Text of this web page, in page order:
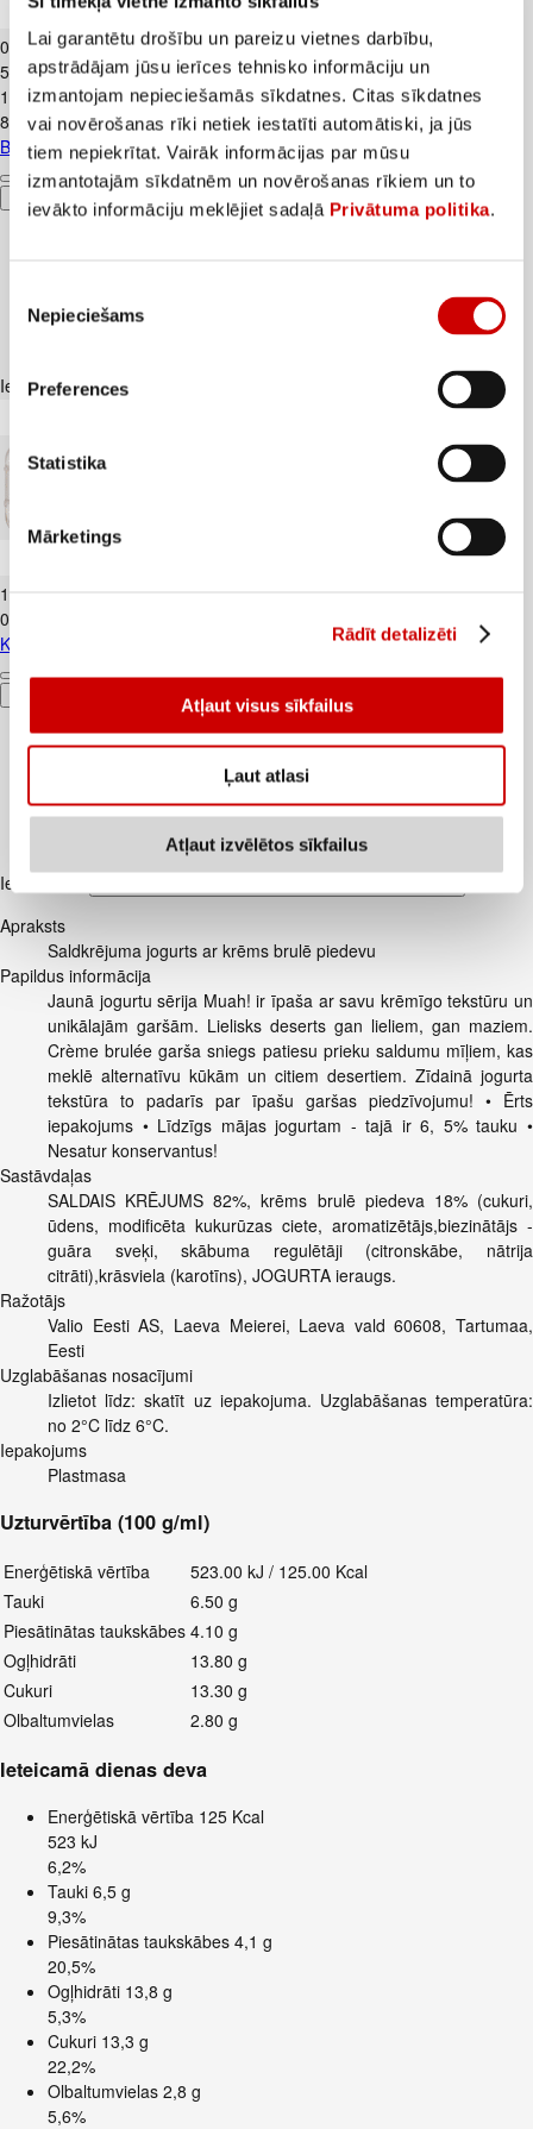
Lai garantētu drošību un pareizu vietnes darbību,
apstrādājam jūsu ierīces tehnisko informāciju un
izmantojam nepieciešamās sīkdatnes. Citas sīkdatnes
vai novērošanas rīki netiek iestatīti automātiski, ja jūs
tiem nepiekrītat. Vairāk informācijas par mūsu
izmantotajām sīkdatnēm un novērošanas rīkiem un to
ievākto informāciju meklējiet sadaļā Privātuma politika.
izvēle
Nepieciešams
Preferences
Statistika
Mārketings
Rādīt detalizēti
Atļaut visus sīkfailus
Ļaut atlasi
Atļaut izvēlētos sīkfailus
0
99€
5,5€/kg
1
59€
8,83€/kg
Biezpiens 9% VALMIERA 180g
Pievienot
Iesakām ar
1
0,18€/gab.
Kūtī dētas olas 10gab.
Iesakām ar
Apraksts
Saldkrējuma jogurts ar krēms brulē piedevu
Papildus informācija
Jaunā jogurtu sērija Muah! ir īpaša ar savu krēmīgo tekstūru un
unikālajām garšām. Lielisks deserts gan lieliem, gan maziem.
Crème brulée garša sniegs patiesu prieku saldumu mīļiem, kas
meklē alternatīvu kūkām un citiem desertiem. Zīdainā jogurta
tekstūra to padarīs par īpašu garšas piedzīvojumu! • Ērts
iepakojums • Līdzīgs mājas jogurtam - tajā ir 6, 5% tauku •
Nesatur konservantus!
Sastāvdaļas
SALDAIS KRĒJUMS 82%, krēms brulē piedeva 18% (cukuri,
ūdens, modificēta kukurūzas ciete, aromatizētājs,biezinātājs -
guāra sveķi, skābuma regulētāji (citronskābe, nātrija
citrāti),krāsviela (karotīns), JOGURTA ieraugs.
Ražotājs
Valio Eesti AS, Laeva Meierei, Laeva vald 60608, Tartumaa,
Eesti
Uzglabāšanas nosacījumi
Izlietot līdz: skatīt uz iepakojuma. Uzglabāšanas temperatūra:
no 2°C līdz 6°C.
Iepakojums
Plastmasa
Uzturvērtība (100 g/ml)
Enerģētiskā vērtība
523.00 kJ / 125.00 Kcal
Tauki
6.50 g
Piesātinātas taukskābes 4.10 g
Ogļhidrāti
13.80 g
Cukuri
13.30 g
Olbaltumvielas
2.80 g
Ieteicamā dienas deva
Enerģētiskā vērtība 125 Kcal
523 kJ
6,2%
Tauki 6,5 g
9,3%
Piesātinātas taukskābes 4,1 g
20,5%
Ogļhidrāti 13,8 g
5,3%
Cukuri 13,3 g
22,2%
Olbaltumvielas 2,8 g
5,6%